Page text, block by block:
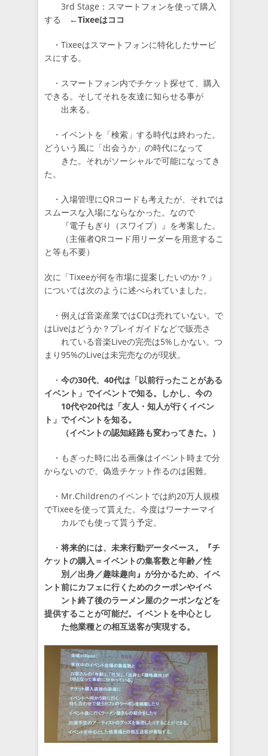
3rd Stage：スマートフォンを使って購入
する
←Tixeeはココ
・Tixeeはスマートフォンに特化したサービ
スにする。
・スマートフォン内でチケット探せて、購入
できる。そしてそれを友達に知らせる事が
出来る。
・イベントを「検索」する時代は終わった。
どういう風に「出会うか」の時代になって
きた。それがソーシャルで可能になってき
た。
・入場管理にQRコードも考えたが、それでは
スムースな入場にならなかった。なので
『電子もぎり（スワイプ）』を考案した。
（主催者QRコード用リーダーを用意するこ
と等も不要）
次に「Tixeeが何を市場に提案したいのか？」
については次のように述べられていました。
・例えば音楽産業ではCDは売れていない。で
はLiveはどうか？プレイガイドなどで販売さ
れている音楽Liveの完売は5%しかない。つ
まり95%のLiveは未完売なのが現状。
・ 今の30代、40代は「以前行ったことがある
イベント」でイベントで知る。しかし、今の
10代や20代は「友人・知人が行くイベン
ト」でイベントを知る。
（イベントの認知経路も変わってきた。）
・もぎった時に出る画像はイベント時まで分
からないので、偽造チケット作るのは困難。
・Mr.Childrenのイベントでは約20万人規模
でTixeeを使って貰えた。今度はワーナーマイ
カルでも使って貰う予定。
・ 将来的には、未来行動データベース。『チ
ケットの購入＝イベントの集客数と年齢／性
別／出身／趣味趣向』が分かるため、イベ
ント前にカフェに行くためのクーポンやイベ
ント終了後のラーメン屋のクーポンなどを
提供することが可能だ。イベントを中心とし
た他業種との相互送客が実現する。